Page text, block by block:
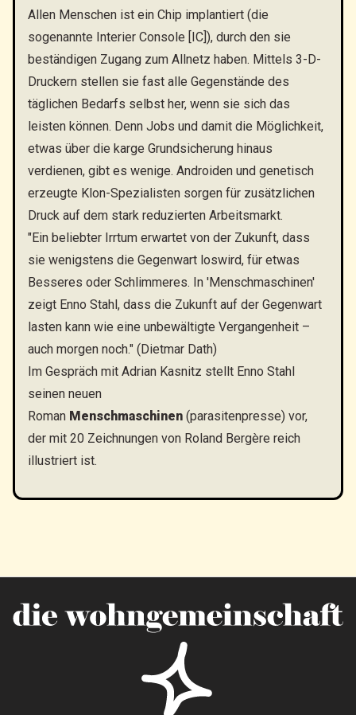
Allen Menschen ist ein Chip implantiert (die
sogenannte Interier Console [IC]), durch den sie
beständigen Zugang zum Allnetz haben. Mittels 3-D-
Druckern stellen sie fast alle Gegenstände des
täglichen Bedarfs selbst her, wenn sie sich das
leisten können. Denn Jobs und damit die Möglichkeit,
etwas über die karge Grundsicherung hinaus
verdienen, gibt es wenige. Androiden und genetisch
erzeugte Klon-Spezialisten sorgen für zusätzlichen
Druck auf dem stark reduzierten Arbeitsmarkt.
"Ein beliebter Irrtum erwartet von der Zukunft, dass
sie wenigstens die Gegenwart loswird, für etwas
Besseres oder Schlimmeres. In 'Menschmaschinen'
zeigt Enno Stahl, dass die Zukunft auf der Gegenwart
lasten kann wie eine unbewältigte Vergangenheit –
auch morgen noch." (Dietmar Dath)
Im Gespräch mit Adrian Kasnitz stellt Enno Stahl
seinen neuen
Roman Menschmaschinen (parasitenpresse) vor,
der mit 20 Zeichnungen von Roland Bergère reich
illustriert ist.